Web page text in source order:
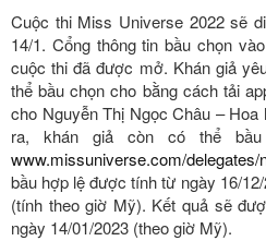
Cuộc thi Miss Universe 2022 sẽ
14/1. Cổng thông tin bầu chọn
cuộc thi đã được mở. Khán giả
thể bầu chọn cho bằng cách tải
cho Nguyễn Thị Ngọc Châu –
ra, khán giả còn có thể bầu
www.missuniverse.com/delegates/
bầu hợp lệ được tính từ ngày 16/
(tính theo giờ Mỹ). Kết quả sẽ
ngày 14/01/2023 (theo giờ Mỹ).